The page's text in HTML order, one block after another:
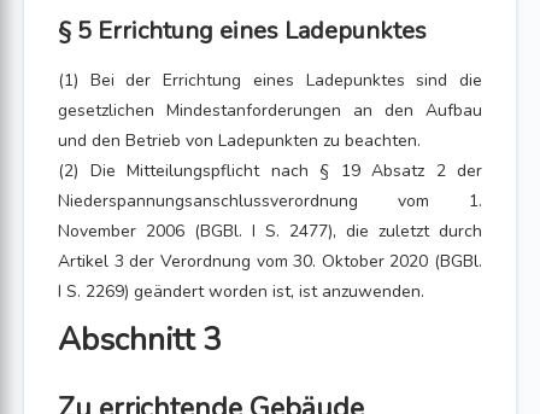
§ 5 Errichtung eines Ladepunktes
(1) Bei der Errichtung eines Ladepunktes sind die
gesetzlichen Mindestanforderungen an den Aufbau
und den Betrieb von Ladepunkten zu beachten.
(2) Die Mitteilungspflicht nach § 19 Absatz 2 der
Niederspannungsanschlussverordnung vom 1.
November 2006 (BGBl. I S. 2477), die zuletzt durch
Artikel 3 der Verordnung vom 30. Oktober 2020 (BGBl.
I S. 2269) geändert worden ist, ist anzuwenden.
Abschnitt 3